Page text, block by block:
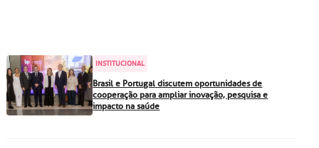
Saiba mais
Comitê de Bioética
Solicitação de orçamento
particular
Solicitação de veracidade de
INSTITUCIONAL
Brasil e Portugal discutem oportunidades de
cooperação para ampliar inovação, pesquisa e
impacto na saúde